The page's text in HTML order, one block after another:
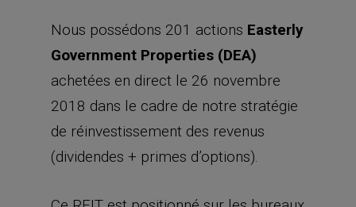
Nous possédons 201 actions Easterly
Government Properties (DEA)
achetées en direct le 26 novembre
2018 dans le cadre de notre stratégie
de réinvestissement des revenus
(dividendes + primes d’options).